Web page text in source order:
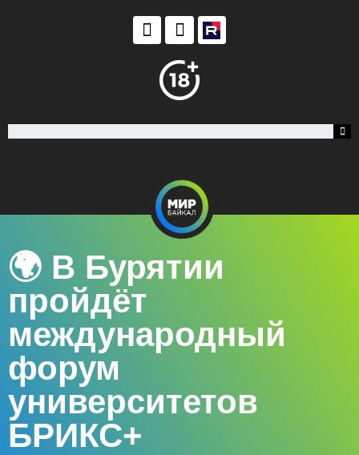
🌍 В Бурятии
пройдёт
международный
форум
университетов
БРИКС+